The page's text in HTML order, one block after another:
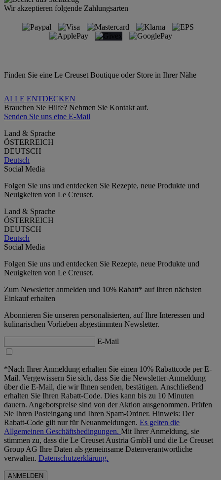
Wir akzeptieren folgende Zahlungsarten
Finden Sie eine Le Creuset Boutique oder Store in Ihrer Nähe
ALLE ENTDECKEN
Brauchen Sie Hilfe? Nehmen Sie Kontakt auf.
Senden Sie uns eine E-Mail
Land & Sprache
ÖSTERREICH
DEUTSCH
Deutsch
Social Media
Folgen Sie uns und entdecken Sie Rezepte, neue Produkte und
Neuigkeiten von Le Creuset.
Land & Sprache
ÖSTERREICH
DEUTSCH
Deutsch
Social Media
Folgen Sie uns und entdecken Sie Rezepte, neue Produkte und
Neuigkeiten von Le Creuset.
Zum Newsletter anmelden und 10% Rabatt* auf Ihren nächsten
Einkauf erhalten
Abonnieren Sie unseren personalisierten, auf Ihre Interessen und
kulinarischen Vorlieben abgestimmten Newsletter.
E-Mail
*Nach Ihrer Anmeldung erhalten Sie einen 10% Rabattcode per E-
Mail. Vergewissern Sie sich, dass Sie die Newsletter-Anmeldung
über die E-Mail, die wir Ihnen senden, bestätigen. Anschließend
erhalten Sie Ihren Rabatt-Code. Dies kann bis zu 10 Minuten
dauern. Angebotspreise sind von der Aktion ausgenommen. Prüfen
Sie Ihren Posteingang und Ihren Spam-Ordner. Hinweis: Der
Rabatt-Code gilt nur für Neuanmeldungen. Es gelten die
Allgemeinen Geschäftsbedingungen. Mit Ihrer Anmeldung, sie
stimmen zu, dass die Le Creuset Austria GmbH und die Le Creuset
Group AG Ihre Daten als gemeinsame Datenverantwortliche
verwalten. Datenschutzerklärung.